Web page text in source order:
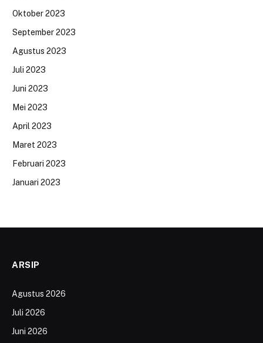
Oktober 2023
September 2023
Agustus 2023
Juli 2023
Juni 2023
Mei 2023
April 2023
Maret 2023
Februari 2023
Januari 2023
ARSIP
Agustus 2026
Juli 2026
Juni 2026